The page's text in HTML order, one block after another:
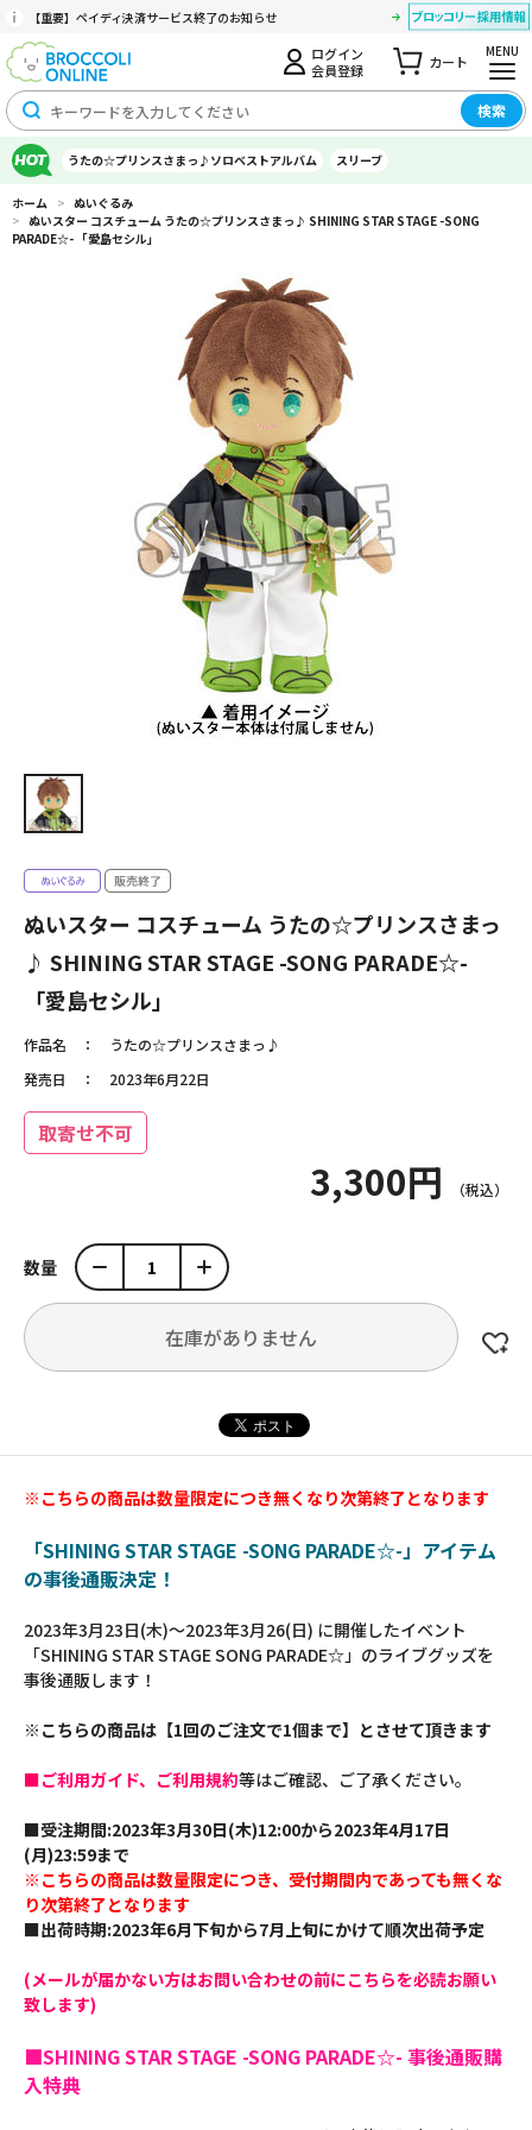
【重要】ペイディ決済サービス終了のお知らせ
ログイン
会員登録
カート
MENU
検索
うたの☆プリンスさまっ♪ソロベストアルバム スリーブ
ホーム > ぬいぐるみ
> ぬいスター コスチューム うたの☆プリンスさまっ♪ SHINING STAR STAGE -SONG
PARADE☆- 「愛島セシル」
ぬいスター コスチューム うたの☆プリンスさまっ
♪ SHINING STAR STAGE -SONG PARADE☆-
「愛島セシル」
作品名
うたの☆プリンスさまっ♪
発売日
2023年6月22日
取寄せ不可
3,300円
数量
在庫がありません
※こちらの商品は数量限定につき無くなり次第終了となります
「SHINING STAR STAGE -SONG PARADE☆-」アイテム
の事後通販決定！
2023年3月23日(木)～2023年3月26(日) に開催したイベント
「SHINING STAR STAGE SONG PARADE☆」のライブグッズを
事後通販します！
※こちらの商品は【1回のご注文で1個まで】とさせて頂きます
■ご利用ガイド、ご利用規約等はご確認、ご了承ください。
■受注期間:2023年3月30日(木)12:00から2023年4月17日
(月)23:59まで
※こちらの商品は数量限定につき、受付期間内であっても無くな
り次第終了となります
■出荷時期:2023年6月下旬から7月上旬にかけて順次出荷予定
(メールが届かない方はお問い合わせの前にこちらを必読お願い
致します)
■SHINING STAR STAGE -SONG PARADE☆- 事後通販購
入特典